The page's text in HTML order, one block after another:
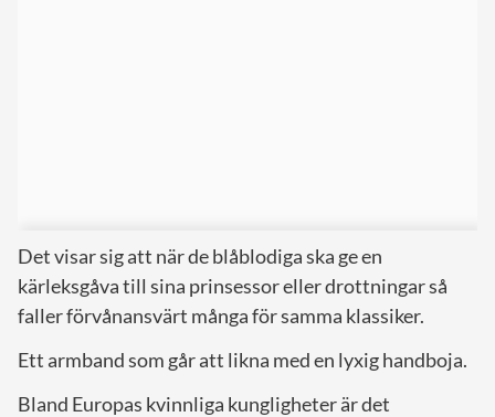
Det visar sig att när de blåblodiga ska ge en
kärleksgåva till sina prinsessor eller drottningar så
faller förvånansvärt många för samma klassiker.
Ett armband som går att likna med en lyxig handboja.
Bland Europas kvinnliga kungligheter är det